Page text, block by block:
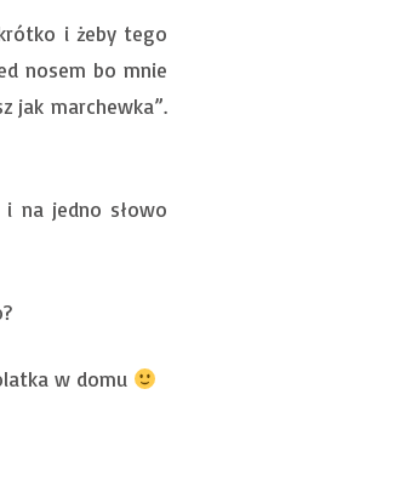
i żeby tego
nosem bo mnie
jak marchewka”.
i na jedno słowo
w domu